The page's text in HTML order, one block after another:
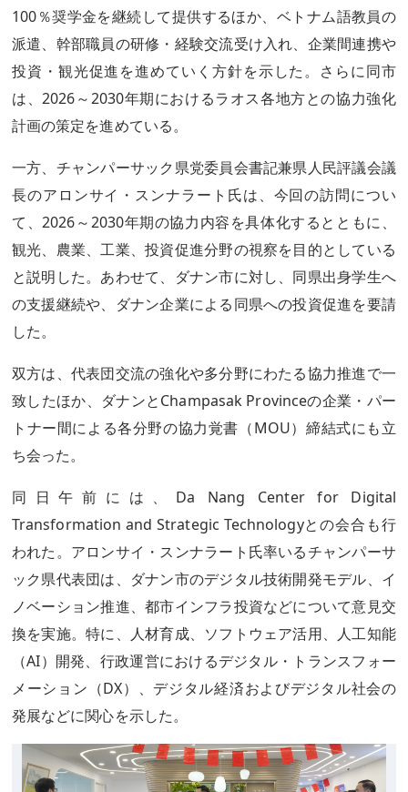
100％奨学金を継続して提供するほか、ベトナム語教員の
派遣、幹部職員の研修・経験交流受け入れ、企業間連携や
投資・観光促進を進めていく方針を示した。さらに同市
は、2026～2030年期におけるラオス各地方との協力強化
計画の策定を進めている。
一方、チャンパーサック県党委員会書記兼県人民評議会議
長のアロンサイ・スンナラート氏は、今回の訪問につい
て、2026～2030年期の協力内容を具体化するとともに、
観光、農業、工業、投資促進分野の視察を目的としている
と説明した。あわせて、ダナン市に対し、同県出身学生へ
の支援継続や、ダナン企業による同県への投資促進を要請
した。
双方は、代表団交流の強化や多分野にわたる協力推進で一
致したほか、ダナンとChampasak Provinceの企業・パー
トナー間による各分野の協力覚書（MOU）締結式にも立
ち会った。
同日午前には、Da Nang Center for Digital
Transformation and Strategic Technologyとの会合も行
われた。アロンサイ・スンナラート氏率いるチャンパーサ
ック県代表団は、ダナン市のデジタル技術開発モデル、イ
ノベーション推進、都市インフラ投資などについて意見交
換を実施。特に、人材育成、ソフトウェア活用、人工知能
（AI）開発、行政運営におけるデジタル・トランスフォー
メーション（DX）、デジタル経済およびデジタル社会の
発展などに関心を示した。